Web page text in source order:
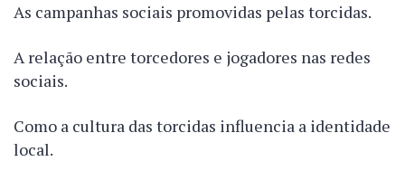
As campanhas sociais promovidas pelas torcidas.
A relação entre torcedores e jogadores nas redes
sociais.
Como a cultura das torcidas influencia a identidade
local.